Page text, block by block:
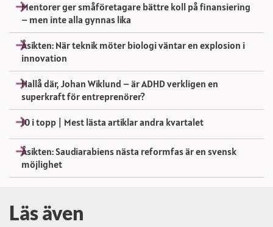
Mentorer ger småföretagare bättre koll på finansiering
– men inte alla gynnas lika
Åsikten: När teknik möter biologi väntar en explosion i
innovation
Hallå där, Johan Wiklund – är ADHD verkligen en
superkraft för entreprenörer?
10 i topp | Mest lästa artiklar andra kvartalet
Åsikten: Saudiarabiens nästa reformfas är en svensk
möjlighet
Läs även